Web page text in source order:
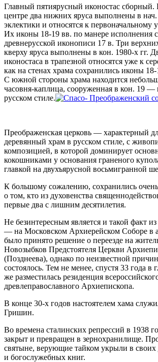
Главный пятиярусный иконостас
центре два нижних яруса выполнены в нач.
эклектики и относятся к первоначальному
Их иконы 18-19 вв. по манере исполнения
древнерусской иконописи 17 в. Три
кверху яруса выполнены в кон. 1980-х гг.
иконостаса в трапезной относятся уже к
как на стенах храма сохранились иконы 18-
С южной стороны храма находится
часовня-каплица, сооруженная в кон. 19 —
русском стиле.
Преображенская церковь — характерный
деревянный храм в русском стиле, с
композицией, в которой доминирует
кокошниками у основания граненого
главкой на двухъярусной восьмигранной
К большому сожалению, сохранились
о том, кто из духовенства
первые два с лишним десятилетия.
Не безинтересным является и такой факт
— на Московском Архиерейском Соборе в
было принято решение о переезде на
Новозыбков Предстоятеля Церкви
(Позднеева), однако по неизвестной
состоялось. Тем не менее, спустя 33 года в
же разместилась резиденция
древлеправославного Архиепископа.
В конце 30-х годов настоятелем хама
Гришин.
Во времена сталинских репрессий в 1938
закрыт и превращен в зернохранилище.
святыне, верующие тайком укрыли в своих
и богослужебных книг.